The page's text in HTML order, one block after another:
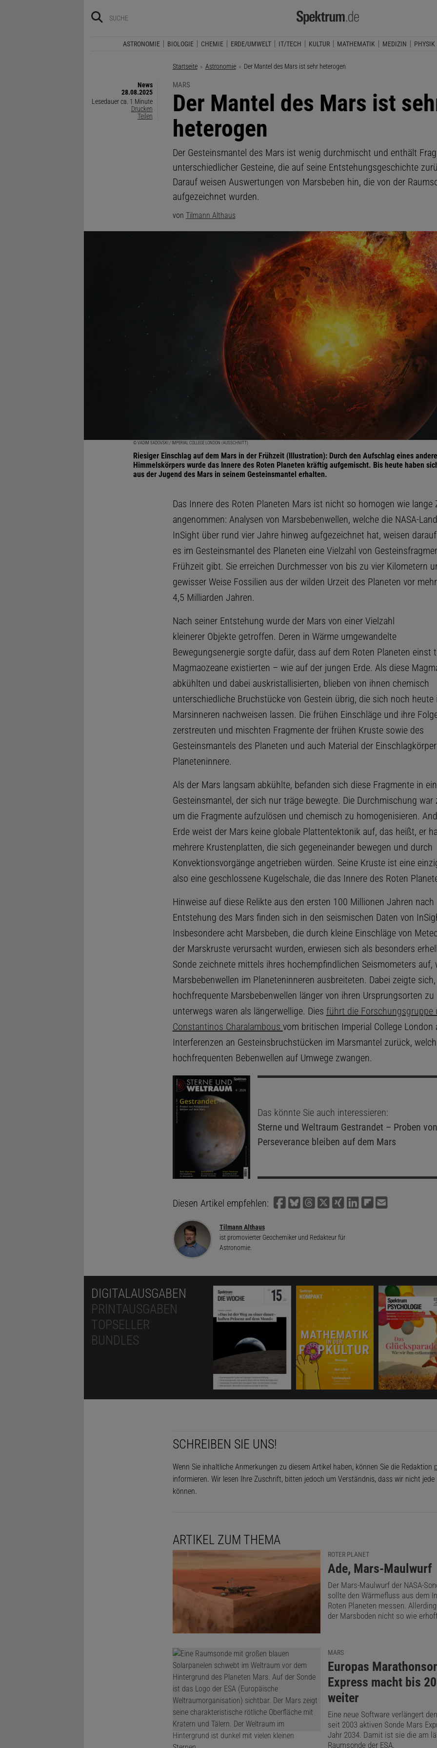
ASTRONOMIE BIOLOGIE CHEMIE ERDE/UMWELT IT/TECH KULTUR MATHEMATIK MEDIZIN PHYSIK
Startseite Astronomie Aktuelle Seite:
Der Mantel des Mars ist sehr heterogen
News
28.08.2025
Lesedauer ca. 1 Minute
Drucken
Teilen
MARS
:
Der Mantel des Mars ist
heterogen
Der Gesteinsmantel des Mars ist wenig durchmischt und enthält
unterschiedlicher Gesteine, die auf seine Entstehungsgeschichte
Darauf weisen Auswertungen von Marsbeben hin, die von der
aufgezeichnet wurden.
von Tilmann Althaus
© VADIM SADOVSKI / IMPERIAL COLLEGE LONDON (AUSSCHNITT)
Riesiger Einschlag auf dem Mars in der Frühzeit (Illustration): Durch den Aufschlag eines
Himmelskörpers wurde das Innere des Roten Planeten kräftig aufgemischt. Bis heute haben
aus der Jugend des Mars in seinem Gesteinsmantel erhalten.
Das Innere des Roten Planeten Mars ist nicht so homogen wie lange
angenommen: Analysen von Marsbebenwellen, welche die NASA-
InSight über rund vier Jahre hinweg aufgezeichnet hat, weisen
es im Gesteinsmantel des Planeten eine Vielzahl von
Frühzeit gibt. Sie erreichen Durchmesser von bis zu vier Kilometern
gewisser Weise Fossilien aus der wilden Urzeit des Planeten vor
4,5 Milliarden Jahren.
Nach seiner Entstehung wurde der Mars von einer Vielzahl
kleinerer Objekte getroffen. Deren in Wärme umgewandelte
Bewegungsenergie sorgte dafür, dass auf dem Roten Planeten einst
Magmaozeane existierten – wie auf der jungen Erde. Als diese
abkühlten und dabei auskristallisierten, blieben von ihnen chemisch
unterschiedliche Bruchstücke von Gestein übrig, die sich noch heute
Marsinneren nachweisen lassen. Die frühen Einschläge und ihre
zerstreuten und mischten Fragmente der frühen Kruste sowie des
Gesteinsmantels des Planeten und auch Material der
Planeteninnere.
Als der Mars langsam abkühlte, befanden sich diese Fragmente in
Gesteinsmantel, der sich nur träge bewegte. Die Durchmischung war
um die Fragmente aufzulösen und chemisch zu homogenisieren.
Erde weist der Mars keine globale Plattentektonik auf, das heißt, er
mehrere Krustenplatten, die sich gegeneinander bewegen und durch
Konvektionsvorgänge angetrieben würden. Seine Kruste ist eine
also eine geschlossene Kugelschale, die das Innere des Roten
Hinweise auf diese Relikte aus den ersten 100 Millionen Jahren nach
Entstehung des Mars finden sich in den seismischen Daten von
Insbesondere acht Marsbeben, die durch kleine Einschläge von
der Marskruste verursacht wurden, erwiesen sich als besonders
Sonde zeichnete mittels ihres hochempfindlichen Seismometers auf,
Marsbebenwellen im Planeteninneren ausbreiteten. Dabei zeigte
hochfrequente Marsbebenwellen länger von ihren Ursprungsorten zu
unterwegs waren als längerwellige. Dies führt die Forschungsgruppe
Constantinos Charalambous vom britischen Imperial College London
Interferenzen an Gesteinsbruchstücken im Marsmantel zurück,
hochfrequenten Bebenwellen auf Umwege zwangen.
Das könnte Sie auch interessieren:
Sterne und Weltraum Gestrandet – Proben von
Perseverance bleiben auf dem Mars
Diesen Artikel empfehlen:
Tilmann Althaus
ist promovierter Geochemiker und Redakteur für
Astronomie.
DIGITALAUSGABEN
PRINTAUSGABEN
TOPSELLER
BUNDLES
SCHREIBEN SIE UNS!
Wenn Sie inhaltliche Anmerkungen zu diesem Artikel haben, können Sie die Redaktion
informieren. Wir lesen Ihre Zuschrift, bitten jedoch um Verständnis, dass wir nicht
können.
ARTIKEL ZUM THEMA
ROTER PLANET
:
Ade, Mars-Maulwurf
Der Mars-Maulwurf der NASA-
sollte den Wärmefluss aus dem
Roten Planeten messen.
der Marsboden nicht so wie
MARS
:
Europas
Express macht bis
weiter
Eine neue Software verlängert
seit 2003 aktiven Sonde Mars
Jahr 2034. Damit ist sie die am
Raumsonde der ESA.